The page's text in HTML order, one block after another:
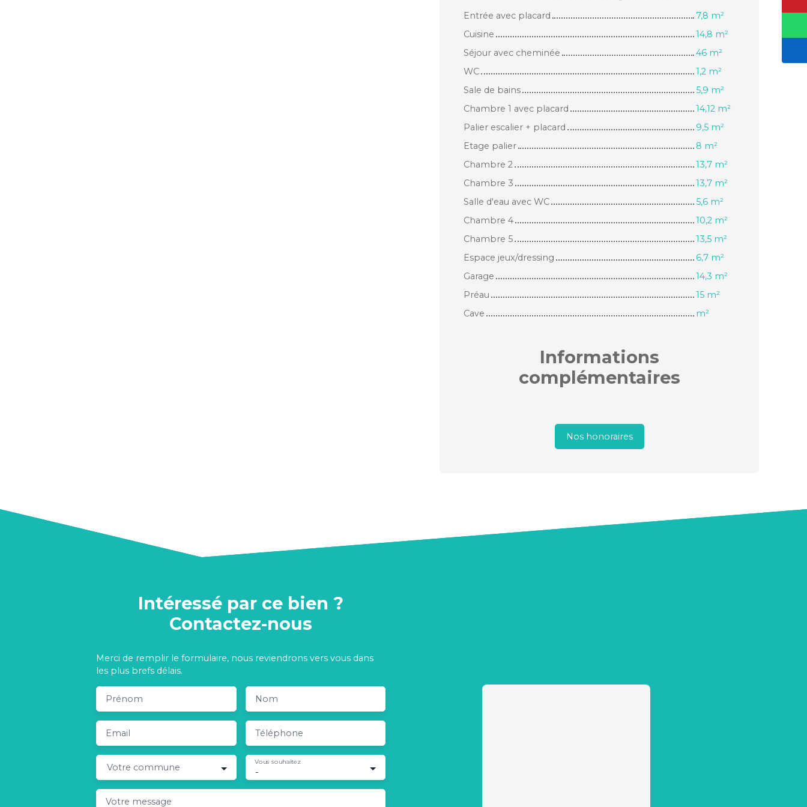
Entrée avec placard
7,8 m²
Cuisine
14,8 m²
Séjour avec cheminée
46 m²
WC
1,2 m²
Sale de bains
5,9 m²
Chambre 1 avec placard
14,12 m²
Palier escalier + placard
9,5 m²
Etage palier
8 m²
Chambre 2
13,7 m²
Chambre 3
13,7 m²
Salle d'eau avec WC
5,6 m²
Chambre 4
10,2 m²
Chambre 5
13,5 m²
Espace jeux/dressing
6,7 m²
Garage
14,3 m²
Préau
15 m²
Cave
m²
Informations
complémentaires
Nos honoraires
Intéressé par ce bien ?
Contactez-nous
Merci de remplir le formulaire, nous reviendrons vers vous dans
les plus brefs délais.
Prénom Nom
Email Téléphone
Votre commune -
Vous souhaitez
Votre message